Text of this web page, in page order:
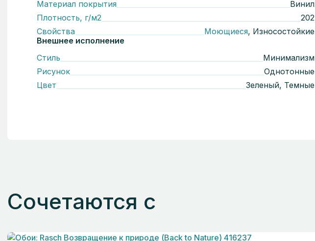
Материал покрытия
Винил
Плотность, г/м2
202
Свойства
Моющиеся, Износостойкие
Внешнее исполнение
Стиль
Минимализм
Рисунок
Однотонные
Цвет
Зеленый, Темные
Сочетаются с